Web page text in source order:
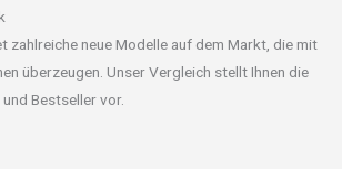
zahlreiche neue Modelle auf dem Markt, die mit
überzeugen. Unser Vergleich stellt Ihnen die
Bestseller vor.